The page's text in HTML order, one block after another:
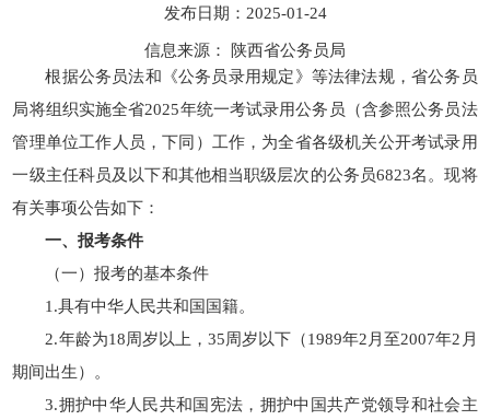
发布日期：2025-01-24
信息来源：
陕西省公务员局
根据公务员法和《公务员录用规定》等法律法规，省公务员
局将组织实施全省2025年统一考试录用公务员（含参照公务员法
管理单位工作人员，下同）工作，为全省各级机关公开考试录用
一级主任科员及以下和其他相当职级层次的公务员6823名。现将
有关事项公告如下：
一、报考条件
（一）报考的基本条件
1.具有中华人民共和国国籍。
2.年龄为18周岁以上，35周岁以下（1989年2月至2007年2月
期间出生）。
3.拥护中华人民共和国宪法，拥护中国共产党领导和社会主